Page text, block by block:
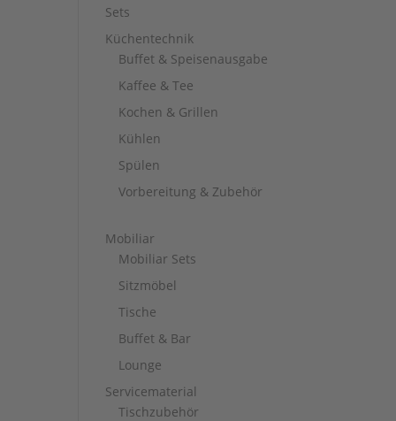
Sets
Küchentechnik
Buffet & Speisenausgabe
Kaffee & Tee
Kochen & Grillen
Kühlen
Spülen
Vorbereitung & Zubehör
Mobiliar
Mobiliar Sets
Sitzmöbel
Tische
Buffet & Bar
Lounge
Servicematerial
Tischzubehör